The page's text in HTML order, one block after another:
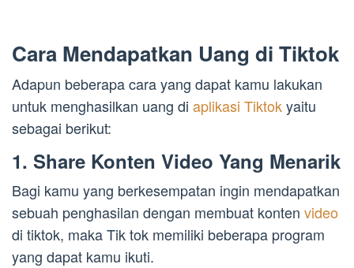
Cara Mendapatkan Uang di Tiktok
Adapun beberapa cara yang dapat kamu lakukan
untuk menghasilkan uang di aplikasi Tiktokyaitu
sebagai berikut:
1. Share Konten Video Yang Menarik
Bagi kamu yang berkesempatan ingin mendapatkan
sebuah penghasilan dengan membuat konten video
di tiktok, maka Tik tok memiliki beberapa program
yang dapat kamu ikuti.